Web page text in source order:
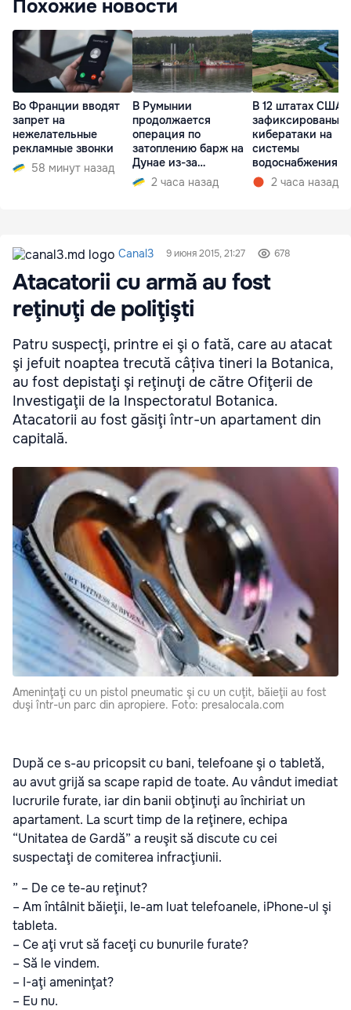
Похожие новости
Во Франции вводят
запрет на
нежелательные
рекламные звонки
58 минут назад
В Румынии
продолжается
операция по
затоплению барж на
Дунае из-за
ситуации на АЭС
2 часа назад
В 12 штатах США
зафиксированы
кибератаки на
системы
водоснабжения
2 часа назад
Canal3 9 июня 2015, 21:27 678
Atacatorii cu armă au fost
reţinuţi de poliţişti
Patru suspecţi, printre ei şi o fată, care au atacat
şi jefuit noaptea trecută câțiva tineri la Botanica,
au fost depistaţi şi reţinuţi de către Ofiţerii de
Investigaţii de la Inspectoratul Botanica.
Atacatorii au fost găsiţi într-un apartament din
capitală.
Ameninţaţi cu un pistol pneumatic şi cu un cuţit, băieţii au fost
duşi într-un parc din apropiere. Foto: presalocala.com
După ce s-au pricopsit cu bani, telefoane şi o tabletă,
au avut grijă sa scape rapid de toate. Au vândut imediat
lucrurile furate, iar din banii obţinuţi au închiriat un
apartament. La scurt timp de la reţinere, echipa
“Unitatea de Gardă” a reuşit să discute cu cei
suspectaţi de comiterea infracţiunii.
” – De ce te-au reţinut?
– Am întâlnit băieţii, le-am luat telefoanele, iPhone-ul şi
tableta.
– Ce aţi vrut să faceţi cu bunurile furate?
– Să le vindem.
– I-aţi ameninţat?
– Eu nu.